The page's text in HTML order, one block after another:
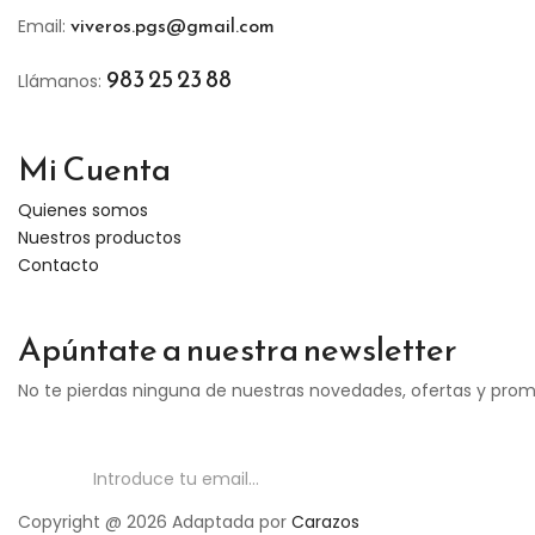
Email: viveros.pgs@gmail.com
Llámanos: 983 25 23 88
Mi Cuenta
Quienes somos
Nuestros productos
Contacto
Apúntate a nuestra newsletter
No te pierdas ninguna de nuestras novedades, ofertas y
Copyright @ 2026 Adaptada por Carazos